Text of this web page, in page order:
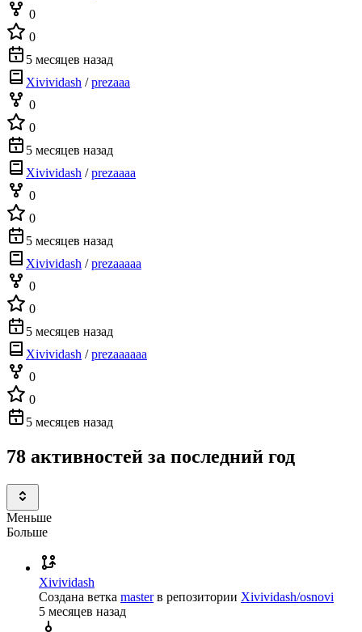
0
0
5 месяцев назад
Xivividash /prezaaa
0
0
5 месяцев назад
Xivividash /prezaaaa
0
0
5 месяцев назад
Xivividash /prezaaaaa
0
0
5 месяцев назад
Xivividash /prezaaaaaa
0
0
5 месяцев назад
78 активностей за последний год
Меньше
Больше
Xivividash
Создана ветка master в репозитории Xivividash/osnovi
5 месяцев назад